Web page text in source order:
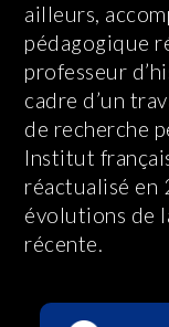
ailleurs,
pédagogique
professeur
cadre d’un
de recherche
Institut
réactualisé en
évolutions de
récente.